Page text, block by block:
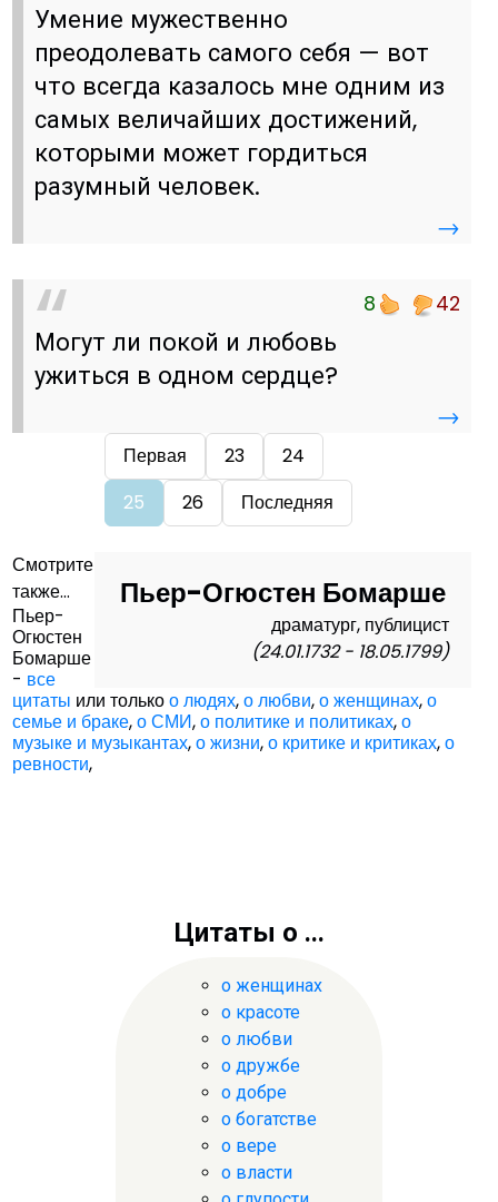
Умение мужественно
преодолевать самого себя — вот
что всегда казалось мне одним из
самых величайших достижений,
которыми может гордиться
разумный человек.
→
8 42
Могут ли покой и любовь
ужиться в одном сердце?
→
Первая 23
24
25
26 Последняя
Пьер-Огюстен Бомарше
драматург, публицист
(24.01.1732 - 18.05.1799)
Смотрите
также...
Пьер-
Огюстен
Бомарше
- все
цитаты или толькоо людях,о любви,о женщинах,о
семье и браке,о СМИ,о политике и политиках,о
музыке и музыкантах,о жизни,о критике и критиках,о
ревности,
Цитаты о ...
о женщинах
о красоте
о любви
о дружбе
о добре
о богатстве
о вере
о власти